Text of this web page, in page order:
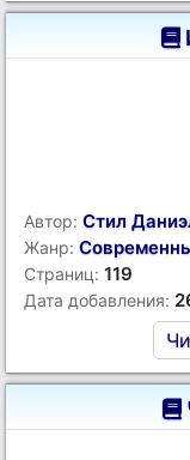
Автор: Стил
Жанр:
Страниц: 119
Дата добавления: